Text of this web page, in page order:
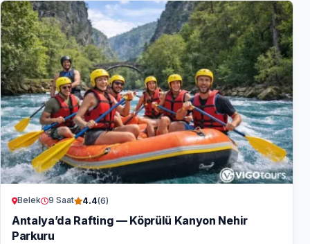
Belek 9 Saat 4.4(6)
Antalya’da Rafting — Köprülü Kanyon Nehir
Parkuru